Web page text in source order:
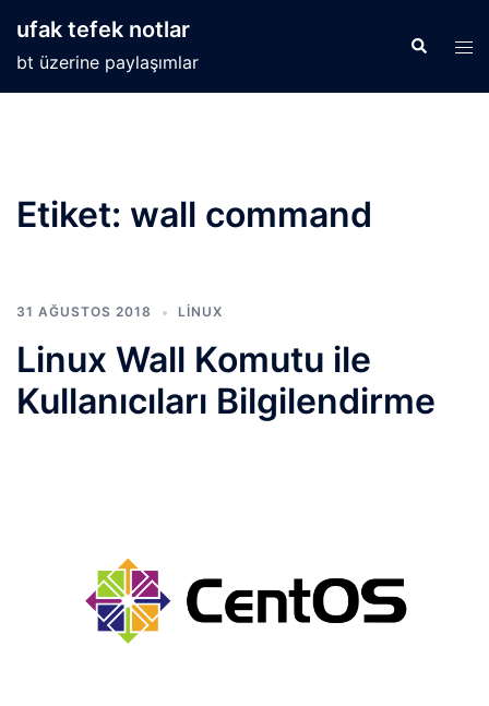
atlaufak tefek notlar
bt üzerine paylaşımlar
Search
Etiket: wall command
31 AĞUSTOS 2018 LINUX
Linux Wall Komutu ile
Kullanıcıları Bilgilendirme